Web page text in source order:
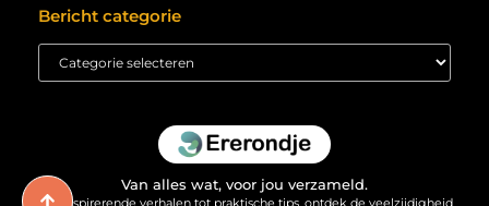
Bericht categorie
Van alles wat, voor jou verzameld.
Van inspirerende verhalen tot praktische tips, ontdek de veelzijdigheid